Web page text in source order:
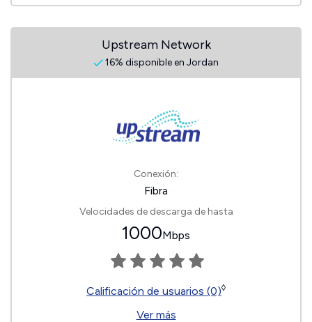
Upstream Network
16% disponible en Jordan
Conexión:
Fibra
Velocidades de descarga de hasta
1000Mbps
Calificación de usuarios (0)◊
Ver más